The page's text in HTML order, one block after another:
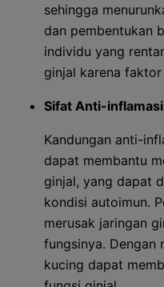
sehingga
dan pembentukan
individu yang
ginjal karena
Sifat Anti-inflamasi
Kandungan anti-
dapat membantu
ginjal, yang dapat
kondisi autoimun.
merusak jaringan
fungsinya. Dengan
kucing dapat